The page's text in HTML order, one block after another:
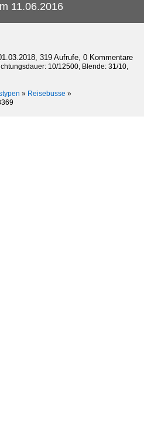
11.06.2016
319 Aufrufe, 0 Kommentare
10/12500, Blende: 31/10,
» Reisebusse »